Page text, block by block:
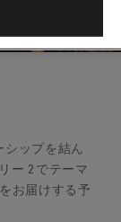
ップを結ん
ー 2でテーマ
お届けする予